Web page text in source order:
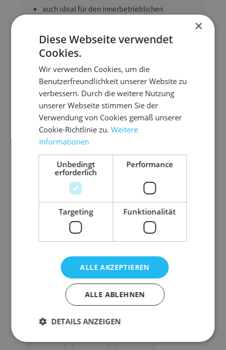
auch ideal für den innerbetrieblichen
Abmessung
Ausführung
antistatisch
Farbe
rosa
Material
Folie
Noppe
10 mm
Gewicht
5244 g
Zubehör-Artikel
×
Diese Webseite verwendet
Cookies.
Wir verwenden Cookies, um die
Benutzerfreundlichkeit unserer Website zu
verbessern. Durch die weitere Nutzung
unserer Webseite stimmen Sie der
Verwendung von Cookies gemäß unserer
Cookie-Richtlinie zu.Weitere
Informationen
Unbedingt
erforderlich
Performance
Targeting Funktionalität
ALLE AKZEPTIEREN
ALLE ABLEHNEN
DETAILS ANZEIGEN